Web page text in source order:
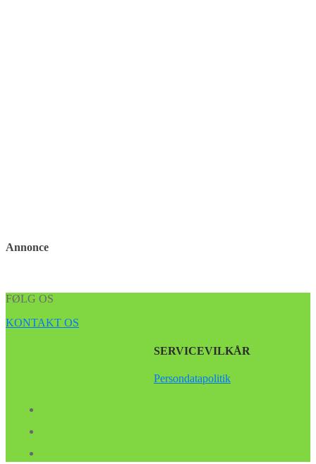
Annonce
FØLG OS
KONTAKT OS
SERVICEVILKÅR
Persondatapolitik